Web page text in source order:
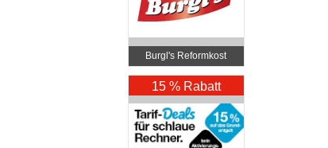
Burgl's Reformkost
15 % Rabatt